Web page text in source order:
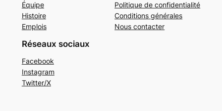
Équipe
Histoire
Emplois
Politique de confidentialité
Conditions générales
Nous contacter
Réseaux sociaux
Facebook
Instagram
Twitter/X